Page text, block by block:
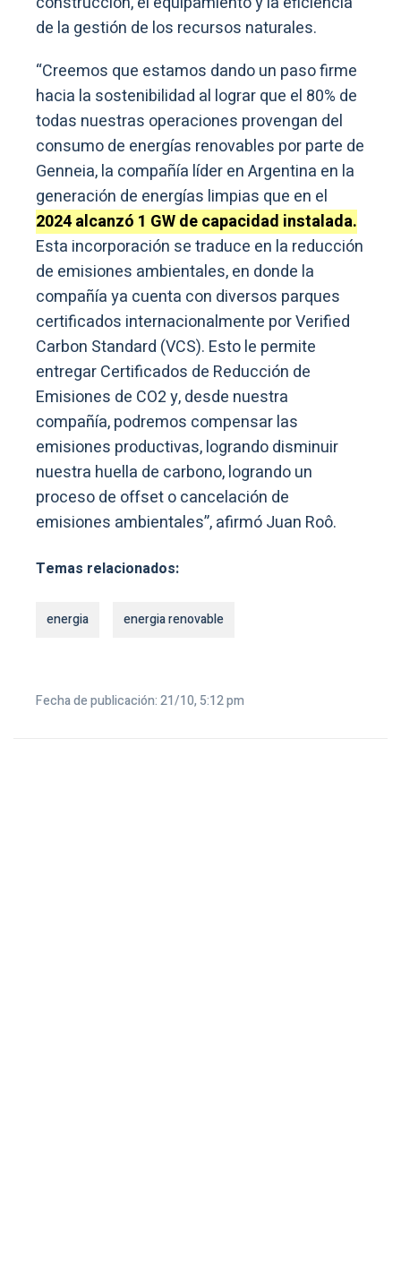
de la gestión de los recursos naturales.
“Creemos que estamos dando un paso firme
hacia la sostenibilidad al lograr que el 80% de
todas nuestras operaciones provengan del
consumo de energías renovables por parte de
Genneia, la compañía líder en Argentina en la
generación de energías limpias que en el
2024 alcanzó 1 GW de capacidad instalada.
Esta incorporación se traduce en la reducción
de emisiones ambientales, en donde la
compañía ya cuenta con diversos parques
certificados internacionalmente por Verified
Carbon Standard (VCS). Esto le permite
entregar Certificados de Reducción de
Emisiones de CO2 y, desde nuestra
compañía, podremos compensar las
emisiones productivas, logrando disminuir
nuestra huella de carbono, logrando un
proceso de offset o cancelación de
emisiones ambientales”, afirmó Juan Roô.
Temas relacionados:
energia energia renovable
Fecha de publicación: 21/10, 5:12 pm